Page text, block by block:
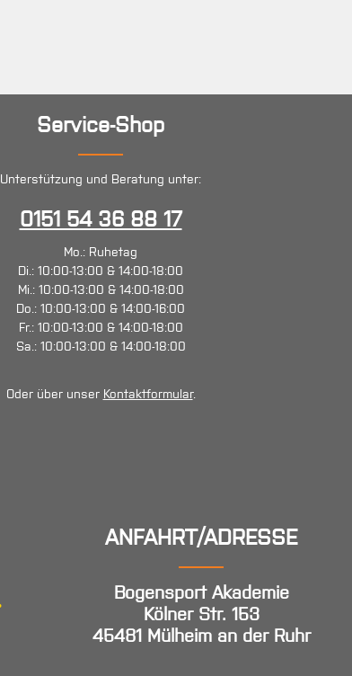
Service-Shop
Unterstützung und Beratung unter:
0151 54 36 88 17
Mo.: Ruhetag
Di.: 10:00-13:00 & 14:00-18:00
Mi.: 10:00-13:00 & 14:00-18:00
Do.: 10:00-13:00 & 14:00-16:00
Fr.: 10:00-13:00 & 14:00-18:00
Sa.: 10:00-13:00 & 14:00-18:00
Oder über unser Kontaktformular.
ANFAHRT/ADRESSE
Bogensport Akademie
Kölner Str. 153
45481 Mülheim an der Ruhr